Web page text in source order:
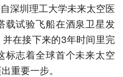
深圳理工大学未来太空医
载试验飞船在酒泉卫星发
在接下来的3年时间里完
标志着全球首个未来太空
重要一步。